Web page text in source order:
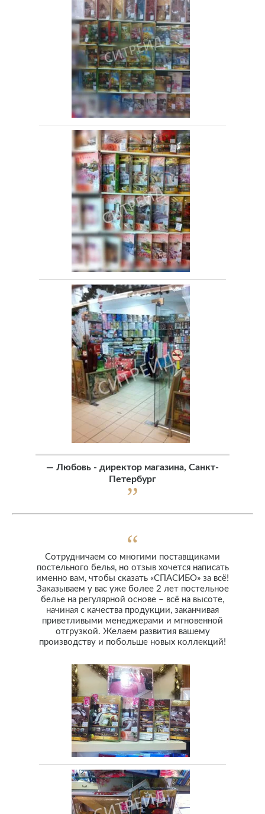
— Любовь - директор магазина, Санкт-
Петербург
Сотрудничаем со многими поставщиками
постельного белья, но отзыв хочется написать
именно вам, чтобы сказать «СПАСИБО» за всё!
Заказываем у вас уже более 2 лет постельное
белье на регулярной основе – всё на высоте,
начиная с качества продукции, заканчивая
приветливыми менеджерами и мгновенной
отгрузкой. Желаем развития вашему
производству и побольше новых коллекций!